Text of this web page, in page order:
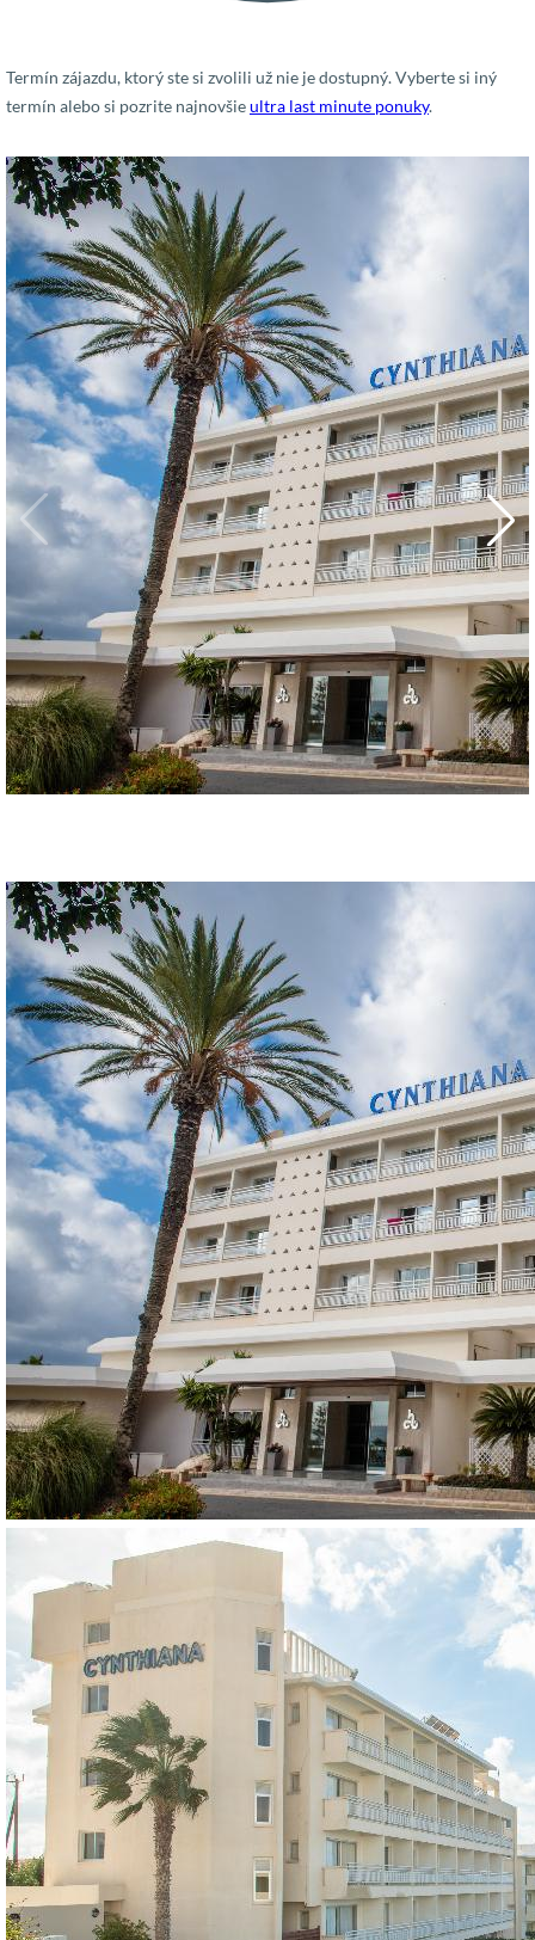
Termín zájazdu, ktorý ste si zvolili už nie je dostupný. Vyberte si iný
termín alebo si pozrite najnovšieultra last minute ponuky.